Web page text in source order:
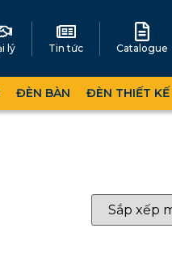
lý Tin tức Catalogue
ĐÈN BÀN ĐÈN THIẾT KẾ